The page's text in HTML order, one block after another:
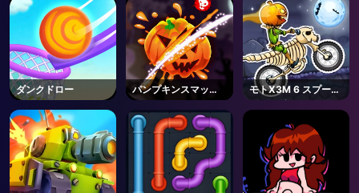
ダンクドロー
パンプキンスマッシ
ャー
モトX3M 6 スプーキ
ーランド